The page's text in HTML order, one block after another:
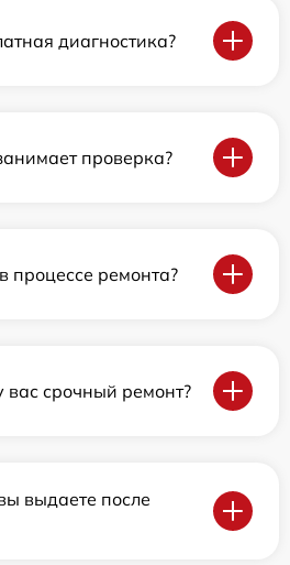
диагностика?
проверка?
процессе ремонта?
вас срочный ремонт?
выдаете после